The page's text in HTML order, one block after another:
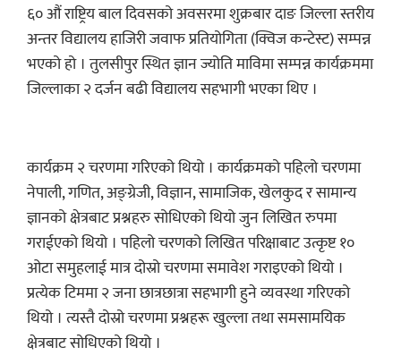
६० औं राष्ट्रिय बाल दिवसको अवसरमा शुक्रबार दाङ जिल्ला स्तरीय
अन्तर विद्यालय हाजिरी जवाफ प्रतियोगिता (क्विज कन्टेस्ट) सम्पन्न
भएको हो । तुलसीपुर स्थित ज्ञान ज्योति माविमा सम्पन्न कार्यक्रममा
जिल्लाका २ दर्जन बढी विद्यालय सहभागी भएका थिए ।
कार्यक्रम २ चरणमा गरिएको थियो । कार्यक्रमको पहिलो चरणमा
नेपाली, गणित, अङ्ग्रेजी, विज्ञान, सामाजिक, खेलकुद र सामान्य
ज्ञानको क्षेत्रबाट प्रश्नहरु सोधिएको थियो जुन लिखित रुपमा
गराईएको थियो । पहिलो चरणको लिखित परिक्षाबाट उत्कृष्ट १०
ओटा समुहलाई मात्र दोस्रो चरणमा समावेश गराइएको थियो ।
प्रत्येक टिममा २ जना छात्रछात्रा सहभागी हुने व्यवस्था गरिएको
थियो । त्यस्तै दोस्रो चरणमा प्रश्नहरू खुल्ला तथा समसामयिक
क्षेत्रबाट सोधिएको थियो ।